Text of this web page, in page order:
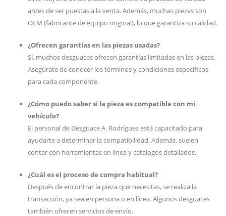
antes de ser puestas a la venta. Además, muchas piezas son
OEM (fabricante de equipo original), lo que garantiza su calidad.
¿Ofrecen garantías en las piezas usadas?
Sí, muchos desguaces ofrecen garantías limitadas en las piezas.
Asegúrate de conocer los términos y condiciones específicos
para cada componente.
¿Cómo puedo saber si la pieza es compatible con mi
vehículo?
El personal de Desguace A. Rodríguez está capacitado para
ayudarte a determinar la compatibilidad. Además, suelen
contar con herramientas en línea y catálogos detallados.
¿Cuál es el proceso de compra habitual?
Después de encontrar la pieza que necesitas, se realiza la
transacción, ya sea en persona o en línea. Algunos desguaces
también ofrecen servicios de envío.